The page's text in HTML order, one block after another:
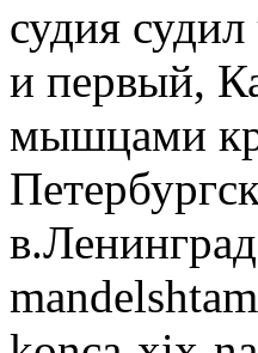
судия
и первый,
мышцами